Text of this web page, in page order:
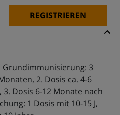
REGISTRIEREN
3
2. Dosis ca. 4-6
3. Dosis 6-12 Monate nach
1 Dosis mit 10-15 J,